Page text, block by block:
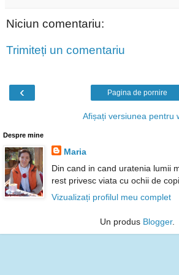
Niciun comentariu:
Trimiteți un comentariu
‹ Pagina de pornire
Afișați versiunea pentru
Despre mine
Maria
Din cand in cand uratenia lumii
rest privesc viata cu ochii de
Vizualizați profilul meu complet
Un produs Blogger.